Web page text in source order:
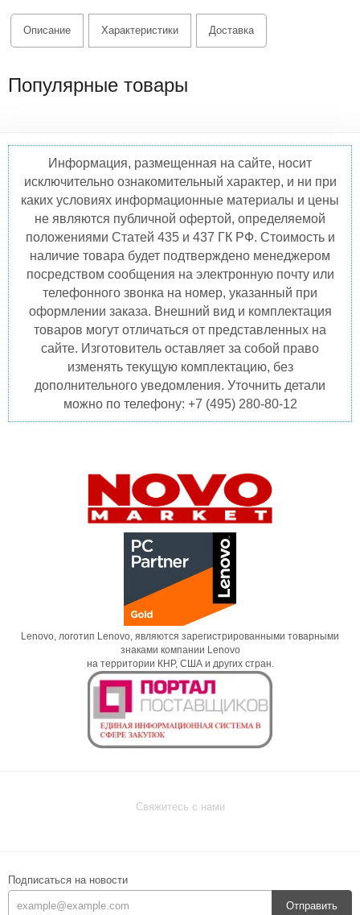
Описание Характеристики Доставка
Популярные товары
Информация, размещенная на сайте, носит
исключительно ознакомительный характер, и ни при
каких условиях информационные материалы и цены
не являются публичной офертой, определяемой
положениями Статей 435 и 437 ГК РФ. Стоимость и
наличие товара будет подтверждено менеджером
посредством сообщения на электронную почту или
телефонного звонка на номер, указанный при
оформлении заказа. Внешний вид и комплектация
товаров могут отличаться от представленных на
сайте. Изготовитель оставляет за собой право
изменять текущую комплектацию, без
дополнительного уведомления. Уточнить детали
можно по телефону: +7 (495) 280-80-12
Lenovo, логотип Lenovo, являются зарегистрированными товарными
знаками компании Lenovo
на территории КНР, США и других стран.
Свяжитесь с нами
Подписаться на новости
Отправить